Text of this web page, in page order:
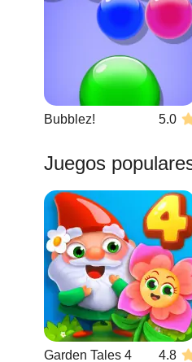
Bubblez! 5.0
Juegos
Garden Tales 4 4.8